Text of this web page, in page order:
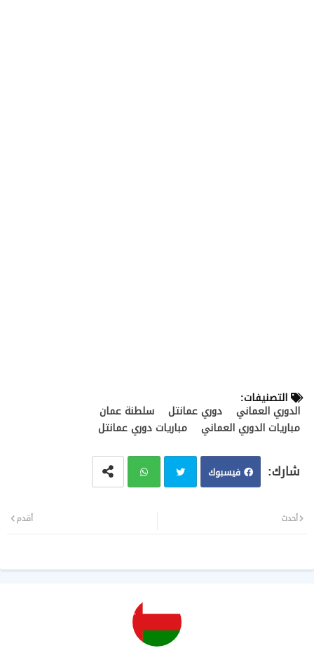
التصنيفات:
الدوري العماني دوري عمانتل
سلطنة عمان
مباريات الدوري العماني
مباريات دوري عمانتل
فيسبوك
ب
أحدث أقدم